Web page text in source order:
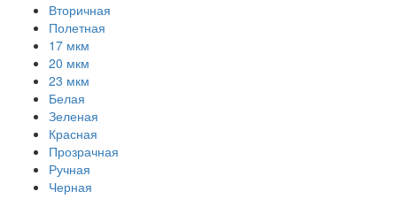
Вторичная
Полетная
17 мкм
20 мкм
23 мкм
Белая
Зеленая
Красная
Прозрачная
Ручная
Черная